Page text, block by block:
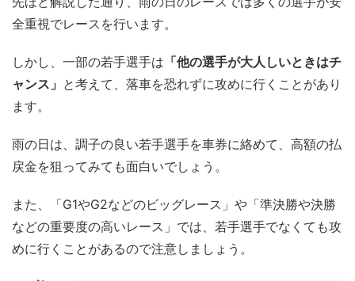
全重視でレースを行います。
しかし、一部の若手選手は 「他の選手が大人しいときはチ
ャンス」 と考えて、落車を恐れずに攻めに行くことがあり
ます。
雨の日は、調子の良い若手選手を車券に絡めて、高額の払
戻金を狙ってみても面白いでしょう。
また、「G1やG2などのビッグレース」や「準決勝や決勝
などの重要度の高いレース」では、若手選手でなくても攻
めに行くことがあるので注意しましょう。